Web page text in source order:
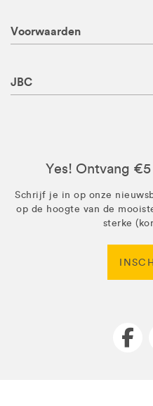
Voorwaarden
JBC
Yes! Ontvang
Schrijf je in op onze
op de hoogte van de
sterke